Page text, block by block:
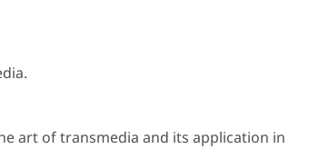
.
art of transmedia and its application in